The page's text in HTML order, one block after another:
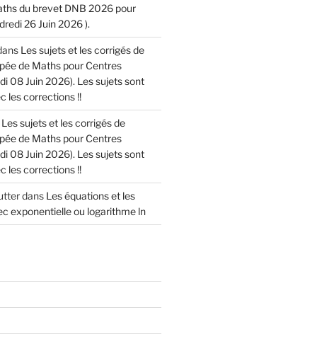
du brevet DNB 2026 pour
26 Juin 2026 ).
Les sujets et les corrigés de
de Maths pour Centres
08 Juin 2026). Les sujets sont
les corrections !!
Les sujets et les corrigés de
de Maths pour Centres
08 Juin 2026). Les sujets sont
les corrections !!
dans Les équations et les
exponentielle ou logarithme ln